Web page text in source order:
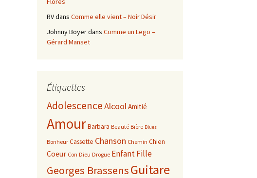
RVdans Comme elle vient – Noir Désir
Johnny Boyerdans Comme un Lego –
Gérard Manset
Étiquettes
AdolescenceAlcoolAmitié
AmourBarbara Beauté Bière Blues
Bonheur Cassette Chanson Chemin Chien
Coeur Con Dieu Drogue EnfantFille
Georges BrassensGuitare